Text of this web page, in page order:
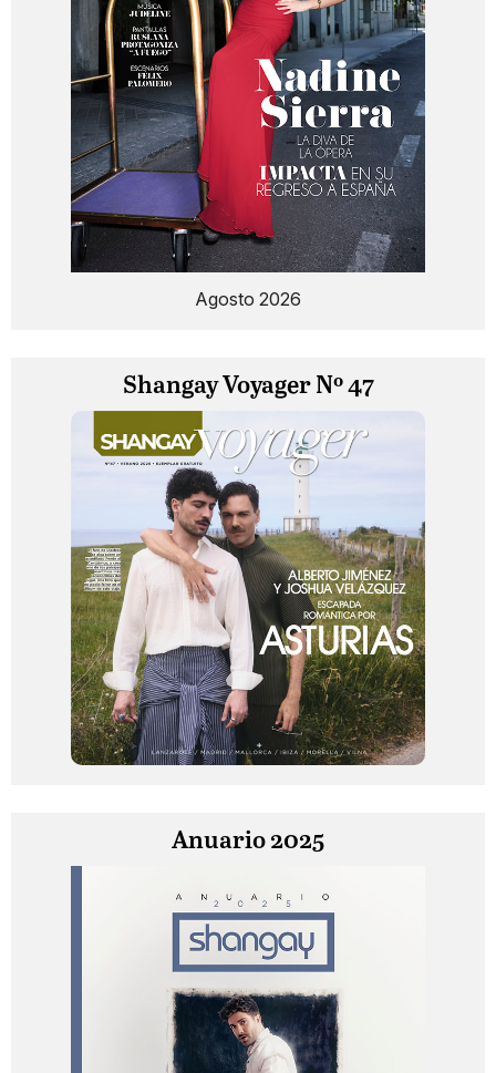
Agosto 2026
Shangay Voyager Nº 47
Anuario 2025